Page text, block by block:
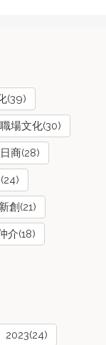
(39)
場文化(30)
商(28)
創(21)
介(18)
2023(24)